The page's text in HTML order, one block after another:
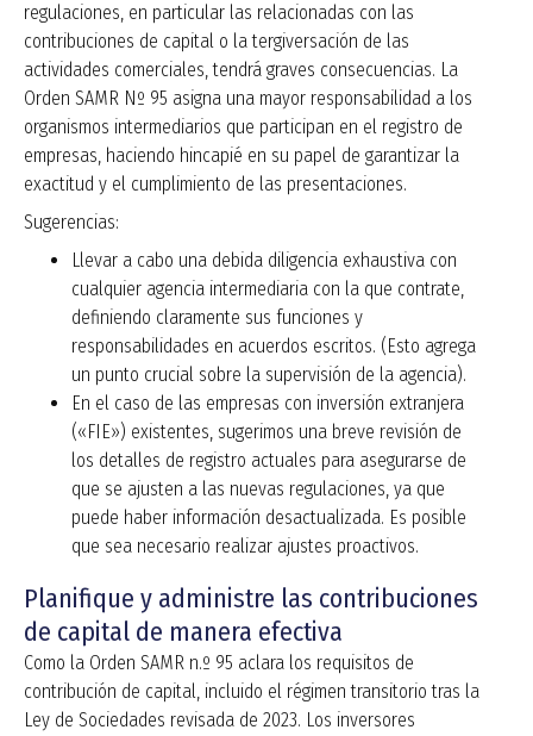
regulaciones, en particular las relacionadas con las
contribuciones de capital o la tergiversación de las
actividades comerciales, tendrá graves consecuencias. La
Orden SAMR Nº 95 asigna una mayor responsabilidad a los
organismos intermediarios que participan en el registro de
empresas, haciendo hincapié en su papel de garantizar la
exactitud y el cumplimiento de las presentaciones.
Sugerencias:
Llevar a cabo una debida diligencia exhaustiva con
cualquier agencia intermediaria con la que contrate,
definiendo claramente sus funciones y
responsabilidades en acuerdos escritos. (Esto agrega
un punto crucial sobre la supervisión de la agencia).
En el caso de las empresas con inversión extranjera
(«FIE») existentes, sugerimos una breve revisión de
los detalles de registro actuales para asegurarse de
que se ajusten a las nuevas regulaciones, ya que
puede haber información desactualizada. Es posible
que sea necesario realizar ajustes proactivos.
Planifique y administre las contribuciones
de capital de manera efectiva
Como la Orden SAMR n.º 95 aclara los requisitos de
contribución de capital, incluido el régimen transitorio tras la
Ley de Sociedades revisada de 2023. Los inversores